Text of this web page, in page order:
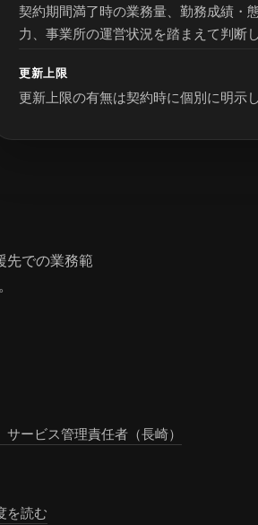
契約期間満了時の業務量、勤務成績・
力、事業所の運営状況を踏まえて判断し
更新上限
更新上限の有無は契約時に個別に明示し
先での業務範
サービス管理責任者（長崎）
を読む